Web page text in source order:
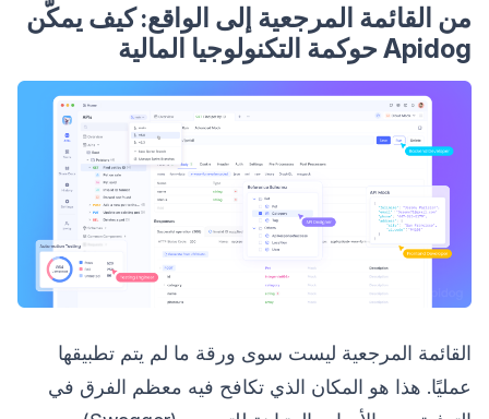
من القائمة المرجعية إلى الواقع: كيف يمكّن
Apidog حوكمة التكنولوجيا المالية
القائمة المرجعية ليست سوى ورقة ما لم يتم تطبيقها
عمليًا. هذا هو المكان الذي تكافح فيه معظم الفرق في